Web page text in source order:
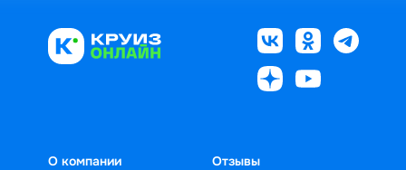
О компании
Отзывы